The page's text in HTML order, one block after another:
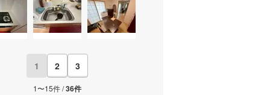
1 2 3
1〜15件 /36件